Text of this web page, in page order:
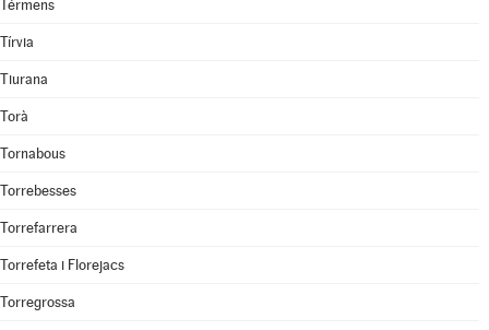
Térmens
Tírvia
Tiurana
Torà
Tornabous
Torrebesses
Torrefarrera
Torrefeta i Florejacs
Torregrossa